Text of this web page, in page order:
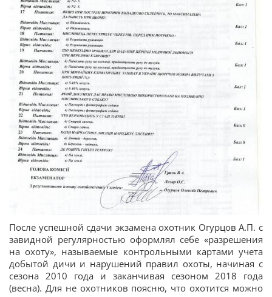
После успешной сдачи экзамена охотник Огурцов А.П. с
завидной регулярностью оформлял себе «разрешения
на охоту», называемые контрольными картами учета
добытой дичи и нарушений правил охоты, начиная с
сезона 2010 года и заканчивая сезоном 2018 года
(весна). Для не охотников поясню, что охотится можно